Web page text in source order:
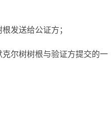
发送给公证方；
尔树树根与验证方提交的一